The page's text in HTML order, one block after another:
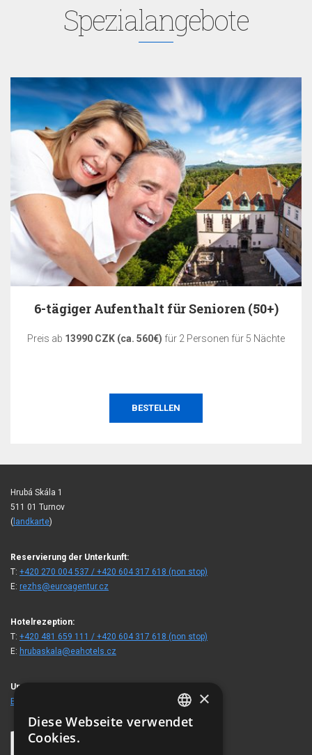
Spezialangebote
6-tägiger Aufenthalt für Senioren (50+)
Preis ab 13990 CZK (ca. 560€) für 2 Personen für 5 Nächte
BESTELLEN
Hrubá Skála 1
511 01 Turnov
( landkarte)
Reservierung der Unterkunft:
T: +420 270 004 537 / +420 604 317 618 (non stop)
E: rezhs@euroagentur.cz
Hotelrezeption:
T: +420 481 659 111 / +420 604 317 618 (non stop)
E: hrubaskala@eahotels.cz
Unsere Gäste besuchten auch
EA Berghotel Hajenka
CZECH
×
Diese Webseite verwendet
Cookies.